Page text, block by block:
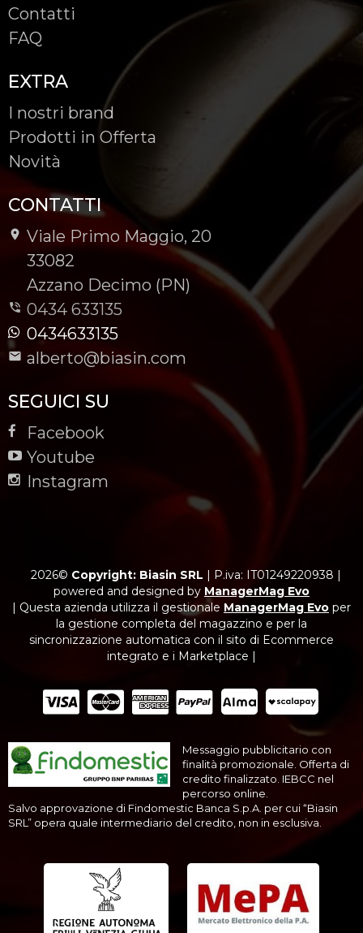
Contatti
FAQ
EXTRA
I nostri brand
Prodotti in Offerta
Novità
CONTATTI
Viale Primo Maggio, 20
-
33082
-
Azzano Decimo (PN)
0434 633135
0434633135
alberto@biasin.com
SEGUICI SU
Facebook
Youtube
Instagram
2026© Copyright: Biasin SRL | P.iva: IT01249220938 |
powered and designed by ManagerMag Evo
| Questa azienda utilizza il gestionale ManagerMag Evo per
la gestione completa del magazzino e per la
sincronizzazione automatica con il sito di Ecommerce
integrato e i Marketplace |
Messaggio pubblicitario con
finalità promozionale. Offerta di
credito finalizzato. IEBCC nel
percorso online.
Salvo approvazione di Findomestic Banca S.p.A. per cui “Biasin
SRL” opera quale intermediario del credito, non in esclusiva.